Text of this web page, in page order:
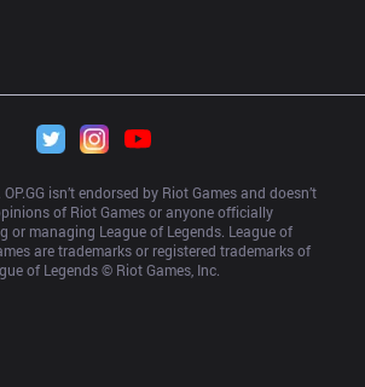
OP.GG isn’t endorsed by Riot Games and doesn’t
of Riot Games or anyone officially
or managing League of Legends. League of
are trademarks or registered trademarks of
of Legends © Riot Games, Inc.